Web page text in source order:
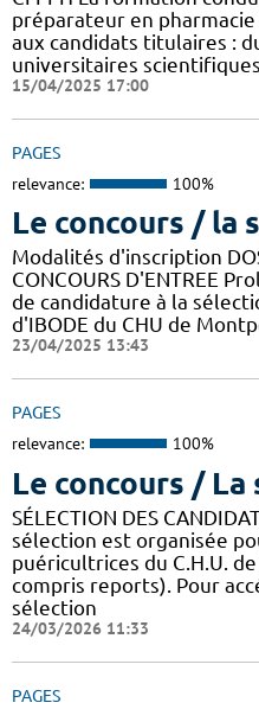
préparateur en
aux candidats titulaires :
universitaires
15/04/2025 17:00
PAGES
relevance: 100%
Le concours / la
Modalités d'inscription
CONCOURS D'ENTREE
de candidature à la
d'IBODE du CHU de
23/04/2025 13:43
PAGES
relevance: 100%
Le concours /
SÉLECTION DES
sélection est organisée
puéricultrices du C.H.U.
compris reports). Pour
sélection
24/03/2026 11:33
PAGES